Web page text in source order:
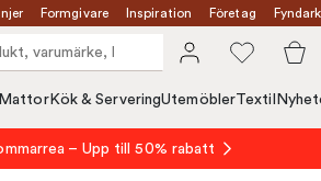
Formgivare Inspiration Företag
MattorKök & ServeringUtemöblerTextil
– Upp till 50% rabatt